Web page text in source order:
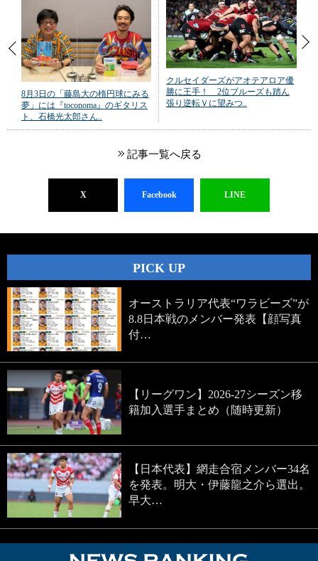
8月3日の「藤島大の楕円球にみる
夢」には『toconoma』のギタリス
ト、石橋光太郎さん..
クルセイダーズがアオテアロア優
勝に王手！ 2位ブルーズも踏ん
張り逆転Ｖに望みつ..
記事一覧へ戻る
X Facebook LINE
PICK UP
オーストラリア代表“ワラビーズ”が
8.8日本戦のメンバー発表【顔写真
付…
【リーグワン】2026-27シーズン移
籍加入選手まとめ（随時更新）
【日本代表】網走合宿メンバー34名
を発表。明大・伊藤龍之介ら選出。
早大…